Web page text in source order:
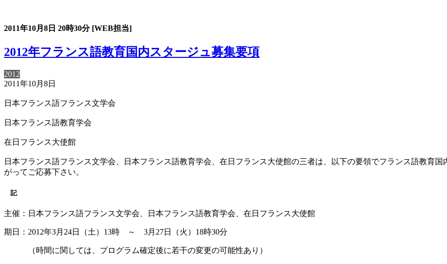
2011年10月8日 20時30分 [WEB担当]
2012年フランス語教育国内スタージュ募集要項
2012
2011年10月8日
日本フランス語フランス文学会
日本フランス語教育学会
在日フランス大使館
日本フランス語フランス文学会、日本フランス語教育学会、在日フランス大使館の三者は、以下の要領でフランス語教育
がってご応募下さい。
記
主催：日本フランス語フランス文学会、日本フランス語教育学会、在日フランス大使館
期日：2012年3月24日（土）13時 ～ 3月27日（火）18時30分
（時間に関しては、プログラム確定後に若干の変更の可能性あり）